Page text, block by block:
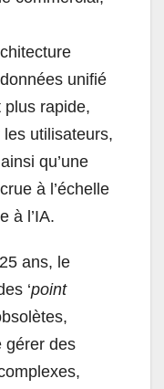
unifié
plus rapide,
utilisateurs,
qu’une
à l’échelle
à l’IA.
ans, le
‘point
gérer des